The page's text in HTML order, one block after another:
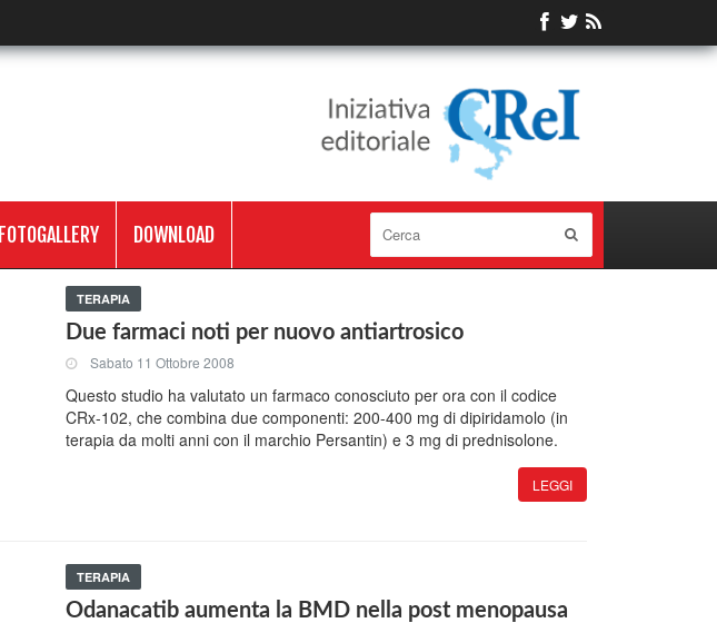
FOTOGALLERY DOWNLOAD
TERAPIA
Due farmaci noti per nuovo antiartrosico
Sabato 11 Ottobre 2008
Questo studio ha valutato un farmaco conosciuto per ora con il codice
CRx-102, che combina due componenti: 200-400 mg di dipiridamolo (in
terapia da molti anni con il marchio Persantin) e 3 mg di prednisolone.
LEGGI
TERAPIA
Odanacatib aumenta la BMD nella post menopausa